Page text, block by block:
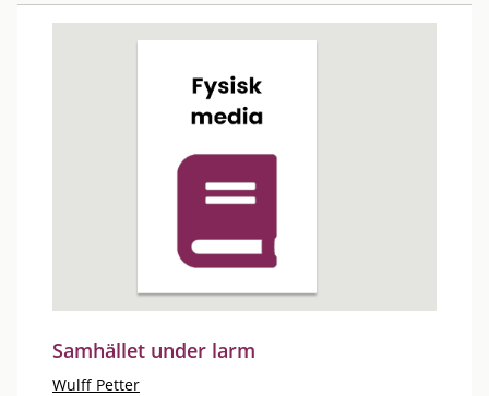
Samhället under larm
Wulff Petter